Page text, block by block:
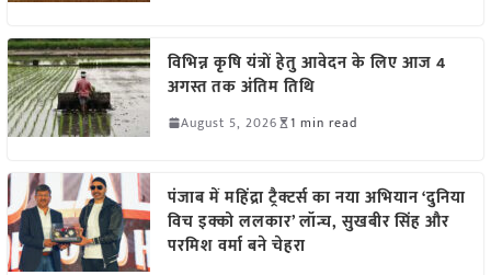
विभिन्न कृषि यंत्रों हेतु आवेदन के लिए आज 4
अगस्त तक अंतिम तिथि
August 5, 2026 1 min read
पंजाब में महिंद्रा ट्रैक्टर्स का नया अभियान ‘दुनिया
विच इक्को ललकार’ लॉन्च, सुखबीर सिंह और
परमिश वर्मा बने चेहरा